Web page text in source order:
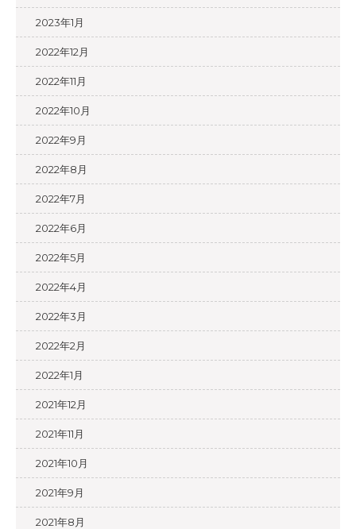
2023年1月
2022年12月
2022年11月
2022年10月
2022年9月
2022年8月
2022年7月
2022年6月
2022年5月
2022年4月
2022年3月
2022年2月
2022年1月
2021年12月
2021年11月
2021年10月
2021年9月
2021年8月